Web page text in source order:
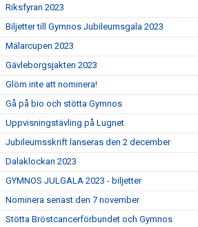
Riksfyran 2023
Biljetter till Gymnos Jubileumsgala 2023
Mälarcupen 2023
Gävleborgsjakten 2023
Glöm inte att nominera!
Gå på bio och stötta Gymnos
Uppvisningstävling på Lugnet
Jubileumsskrift lanseras den 2 december
Dalaklockan 2023
GYMNOS JULGALA 2023 - biljetter
Nominera senast den 7 november
Stötta Bröstcancerförbundet och Gymnos